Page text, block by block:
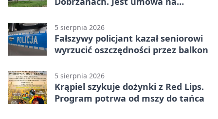
5 sierpnia 2026
Fałszywy policjant kazał seniorowi
wyrzucić oszczędności przez balkon
5 sierpnia 2026
Krąpiel szykuje dożynki z Red Lips.
Program potrwa od mszy do tańca